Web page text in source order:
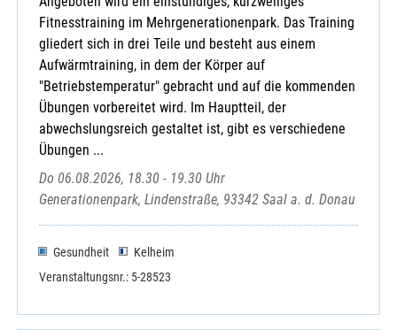
Fitnesstraining im Mehrgenerationenpark. Das Training
gliedert sich in drei Teile und besteht aus einem
Aufwärmtraining, in dem der Körper auf
"Betriebstemperatur" gebracht und auf die kommenden
Übungen vorbereitet wird. Im Hauptteil, der
abwechslungsreich gestaltet ist, gibt es verschiedene
Übungen ...
Do 06.08.2026, 18.30 - 19.30 Uhr
Generationenpark, Lindenstraße, 93342 Saal a. d. Donau
Gesundheit
Kelheim
Veranstaltungsnr.: 5-28523